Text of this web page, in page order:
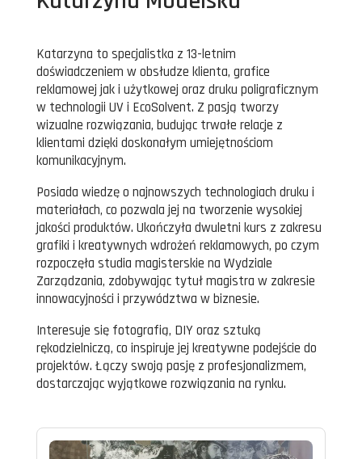
Katarzyna to specjalistka z 13-letnim
doświadczeniem w obsłudze klienta, grafice
reklamowej jak i użytkowej oraz druku poligraficznym
w technologii UV i EcoSolvent. Z pasją tworzy
wizualne rozwiązania, budując trwałe relacje z
klientami dzięki doskonałym umiejętnościom
komunikacyjnym.
Posiada wiedzę o najnowszych technologiach druku i
materiałach, co pozwala jej na tworzenie wysokiej
jakości produktów. Ukończyła dwuletni kurs z zakresu
grafiki i kreatywnych wdrożeń reklamowych, po czym
rozpoczęła studia magisterskie na Wydziale
Zarządzania, zdobywając tytuł magistra w zakresie
innowacyjności i przywództwa w biznesie.
Interesuje się fotografią, DIY oraz sztuką
rękodzielniczą, co inspiruje jej kreatywne podejście do
projektów. Łączy swoją pasję z profesjonalizmem,
dostarczając wyjątkowe rozwiązania na rynku.